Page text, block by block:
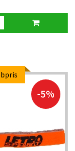
-5%